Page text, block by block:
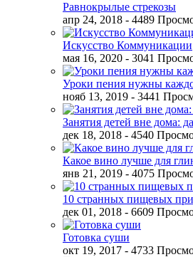
Равнокрылые стрекозы
апр 24, 2018 - 4489
Искусство Коммуникации
мая 16, 2020 - 3041
Уроки пения нужны
нояб 13, 2019 - 3441
Занятия детей вне дома:
дек 18, 2018 - 4540
Какое вино лучше для
янв 21, 2019 - 4075
10 странных пищевых
дек 01, 2018 - 6609
Готовка суши
окт 19, 2017 - 4733